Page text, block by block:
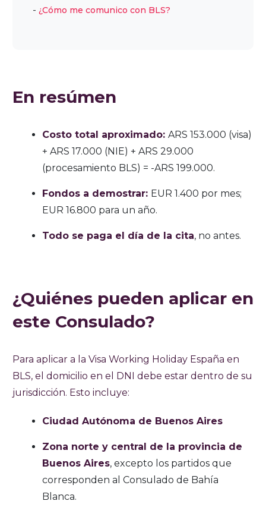
¿Cómo me comunico con BLS?
En resúmen
Costo total aproximado: ARS 153.000 (visa)
+ ARS 17.000 (NIE) + ARS 29.000
(procesamiento BLS) = -ARS 199.000.
Fondos a demostrar: EUR 1.400 por mes;
EUR 16.800 para un año.
Todo se paga el día de la cita, no antes.
¿Quiénes pueden aplicar en
este Consulado?
Para aplicar a la Visa Working Holiday España en
BLS, el domicilio en el DNI debe estar dentro de su
jurisdicción. Esto incluye:
Ciudad Autónoma de Buenos Aires
Zona norte y central de la provincia de
Buenos Aires, excepto los partidos que
corresponden al Consulado de Bahía
Blanca.